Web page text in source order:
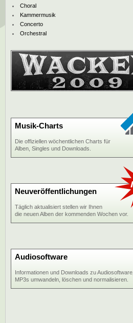
Choral
Kammermusik
Concerto
Orchestral
Musik-Charts
Die offiziellen wöchentlichen Charts für
Alben, Singles und Downloads.
Neuveröffentlichungen
Täglich aktualisiert stellen wir Ihnen
die neuen Alben der kommenden Wochen vor.
Audiosoftware
Informationen und Downloads zu Audiosoftware,
MP3s umwandeln, löschen und normalisieren.